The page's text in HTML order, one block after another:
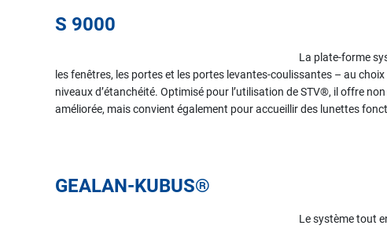
S 9000
La plate-forme
les fenêtres, les portes et les portes levantes-coulissantes – au
niveaux d’étanchéité. Optimisé pour l’utilisation de STV®, il offre
améliorée, mais convient également pour accueillir des lunettes
GEALAN-KUBUS®
Le système tout